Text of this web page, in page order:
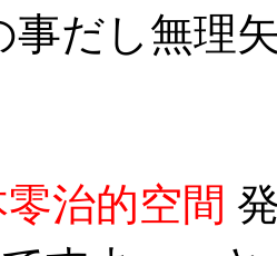
事だし無理
治的空間